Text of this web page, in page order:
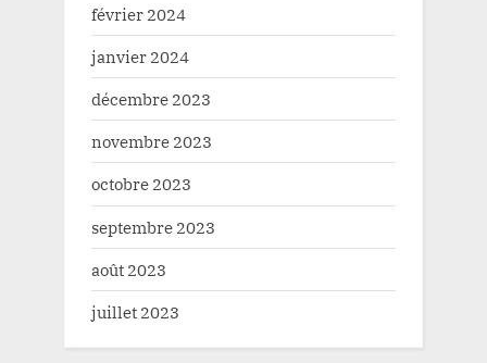
février 2024
janvier 2024
décembre 2023
novembre 2023
octobre 2023
septembre 2023
août 2023
juillet 2023